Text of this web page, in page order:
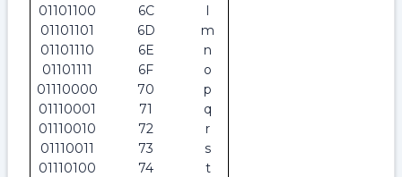
01101100
6C
l
01101101
6D
m
01101110
6E
n
01101111
6F
o
01110000
70
p
01110001
71
q
01110010
72
r
01110011
73
s
01110100
74
t